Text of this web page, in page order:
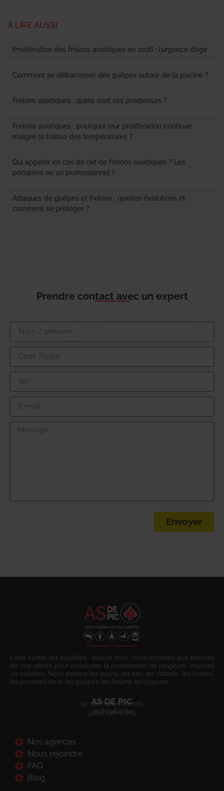
À LIRE AUSSI
Prolifération des frelons asiatiques en 2026 : l’urgence d’agir
Comment se débarrasser des guêpes autour de la piscine ?
Frelons asiatiques : quels sont ses prédateurs ?
Frelons asiatiques : pourquoi leur prolifération continue
malgré la baisse des températures ?
Qui appeler en cas de nid de frelons asiatiques ? Les
pompiers ou un professionnel ?
Attaques de guêpes et frelons : quelles évolutions et
comment se protéger ?
Prendre contact avec un expert
Envoyer
Lutte contre les nuisibles : depuis 2001, nous sommes aux services
de nos clients pour empêcher la prolifération de rongeurs, insectes
ou volatiles. Nous traitons les souris, les rats, les cafards, les blattes,
les punaises de lit, les guêpes, les frelons, les pigeons.
AS DE PIC
52 rue Charles Michels
93200 Saint-Denis
09 80 08 41 80
Nos agences
Nous rejoindre
FAQ
Blog